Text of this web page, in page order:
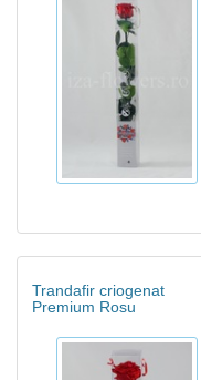
Trandafir criogenat
Premium Rosu